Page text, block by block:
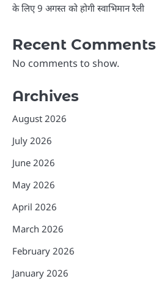
के लिए 9 अगस्त को होगी स्वाभिमान रैली
Recent Comments
No comments to show.
Archives
August 2026
July 2026
June 2026
May 2026
April 2026
March 2026
February 2026
January 2026